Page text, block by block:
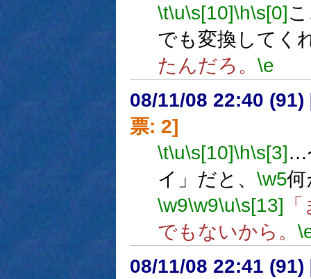
\t\u\s[10]\h\s[0]
でも変換してく
たんだろ。 \e
08/11/08 22:40 (91)
票: 2]
\t\u\s[10]\h\s[3]…
イ」だと、 \w5
\w9\w9\u\s[13]
でもないから。
08/11/08 22:41 (91)